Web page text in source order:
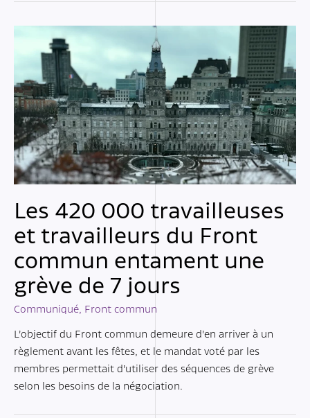
Les 420 000 travailleuses
et travailleurs du Front
commun entament une
grève de 7 jours
Communiqué Front commun
L’objectif du Front commun demeure d’en arriver à un
règlement avant les fêtes, et le mandat voté par les
membres permettait d’utiliser des séquences de grève
selon les besoins de la négociation.